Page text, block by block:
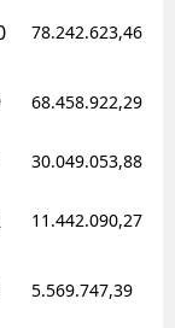
78.242.623,46
68.458.922,29
30.049.053,88
11.442.090,27
5.569.747,39